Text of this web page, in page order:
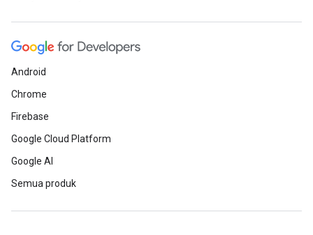
Android
Chrome
Firebase
Google Cloud Platform
Google AI
Semua produk